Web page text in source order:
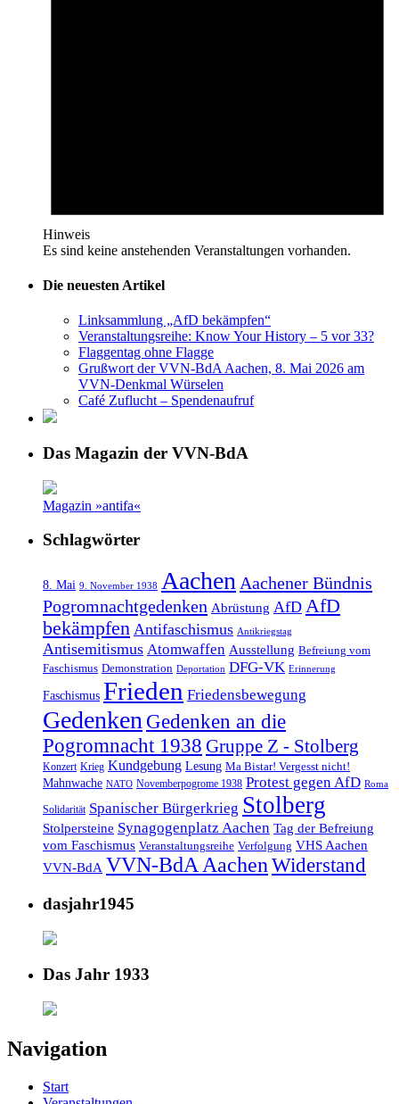
Hinweis
Es sind keine anstehenden Veranstaltungen vorhanden.
Die neuesten Artikel
Linksammlung „AfD bekämpfen“
Veranstaltungsreihe: Know Your History – 5 vor 33?
Flaggentag ohne Flagge
Grußwort der VVN-BdA Aachen, 8. Mai 2026 am
VVN-Denkmal Würselen
Café Zuflucht – Spendenaufruf
Das Magazin der VVN-BdA
Magazin »antifa«
Schlagwörter
8. Mai 9. November 1938 Aachen Aachener Bündnis
Pogromnachtgedenken Abrüstung AfD AfD
bekämpfen Antifaschismus Antikriegstag
Antisemitismus Atomwaffen Ausstellung Befreiung vom
Faschismus Demonstration Deportation DFG-VK Erinnerung
Faschismus Frieden Friedensbewegung
Gedenken Gedenken an die
Pogromnacht 1938 Gruppe Z - Stolberg
Konzert Krieg Kundgebung Lesung Ma Bistar! Vergesst nicht!
Mahnwache NATO Novemberpogrome 1938 Protest gegen AfD Roma
Solidarität Spanischer Bürgerkrieg Stolberg
Stolpersteine Synagogenplatz Aachen Tag der Befreiung
vom Faschismus Veranstaltungsreihe Verfolgung VHS Aachen
VVN-BdA VVN-BdA AachenWiderstand
dasjahr1945
Das Jahr 1933
Navigation
Start